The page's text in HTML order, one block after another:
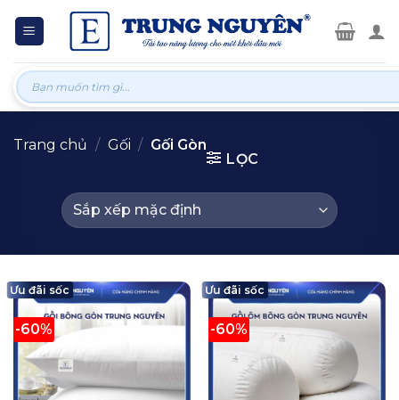
Tìm
kiếm:
Trang chủ / Gối / Gối Gòn
LỌC
-60%
Ưu đãi sốc
-60%
Ưu đãi sốc